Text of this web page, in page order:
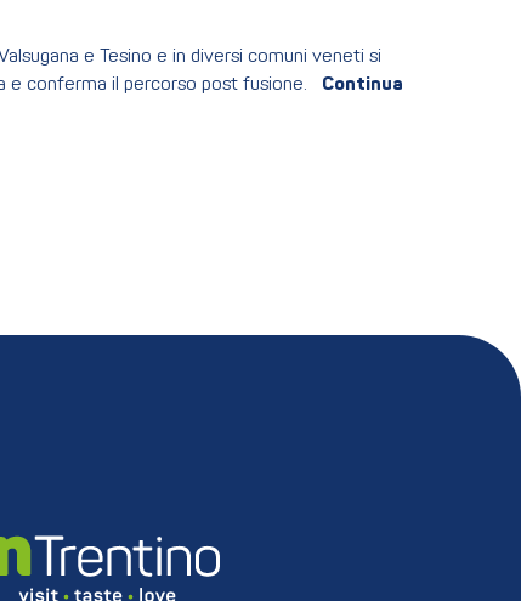
e Tesino e in diversi comuni veneti si
e conferma il percorso post fusione.